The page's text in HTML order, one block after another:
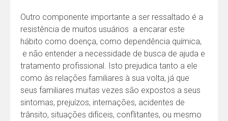
Outro componente importante a ser ressaltado é a
resistência de muitos usuários a encarar este
hábito como doença, como dependência química,
e não entender a necessidade de busca de ajuda e
tratamento profissional. Isto prejudica tanto a ele
como às relações familiares à sua volta, já que
seus familiares muitas vezes são expostos a seus
sintomas, prejuízos, internações, acidentes de
trânsito, situações difíceis, conflitantes, ou mesmo